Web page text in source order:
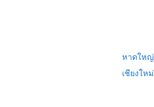
หาดใหญ่
เชียงใหม่